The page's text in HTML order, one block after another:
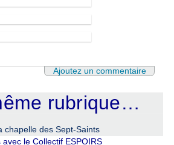
Ajoutez un commentaire
rubrique…
chapelle des Sept-Saints
le Collectif ESPOIRS